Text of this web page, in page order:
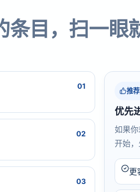
条目，扫一眼
01
02
03
推
优先
如果
开始，
更